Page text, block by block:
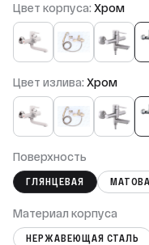
Цвет корпуса: Хром
Цвет излива: Хром
Поверхность
ГЛЯНЦЕВАЯ
Материал корпуса
НЕРЖАВЕЮЩАЯ СТАЛЬ